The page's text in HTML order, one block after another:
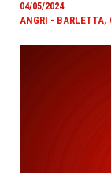
04/05/2024
ANGRI - BARLETTA,